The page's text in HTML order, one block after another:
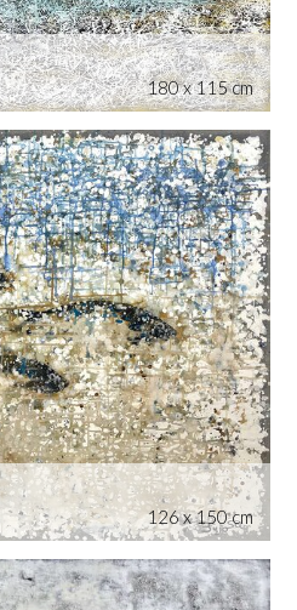
180 x 115 cm
126 x 150 cm